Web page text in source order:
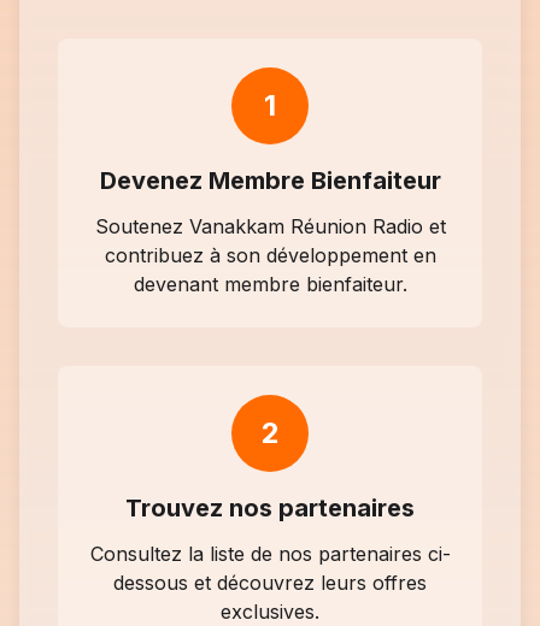
1
Devenez Membre Bienfaiteur
Soutenez Vanakkam Réunion Radio et
contribuez à son développement en
devenant membre bienfaiteur.
2
Trouvez nos partenaires
Consultez la liste de nos partenaires ci-
dessous et découvrez leurs offres
exclusives.